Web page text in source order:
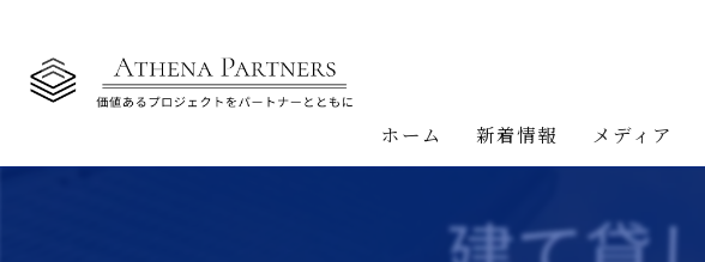
ホーム 新着情報 メディア